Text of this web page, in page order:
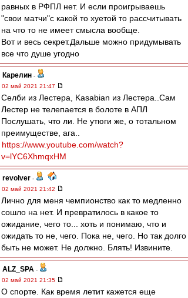
равных в РФПЛ нет. И если проигрываешь
"свои матчи"с какой то хуетой то рассчитывать
на что то не имеет смысла вообще.
Вот и весь секрет.Дальше можно придумывать
все что душе угодно
Карелин -
02 май 2021 21:47
Селби из Лестера, Kasabian из Лестера..Сам
Лестер не телепается в болоте в АПЛ
Послушать, что ли. Не утюги же, о тотальном
преимуществе, ага..
https://www.youtube.com/watch?
v=lYC6XhmqxHM
revolver -
02 май 2021 21:42
Лично для меня чемпионство как то медленно
сошло на нет. И превратилось в какое то
ожидание, чего то... хоть и понимаю, что и
ожидать то не, чего. Пока не, чего. Но так долго
быть не может. Не должно. Блять! Извините.
ALZ_SPA -
02 май 2021 21:35
О спорте. Как время летит кажется еще